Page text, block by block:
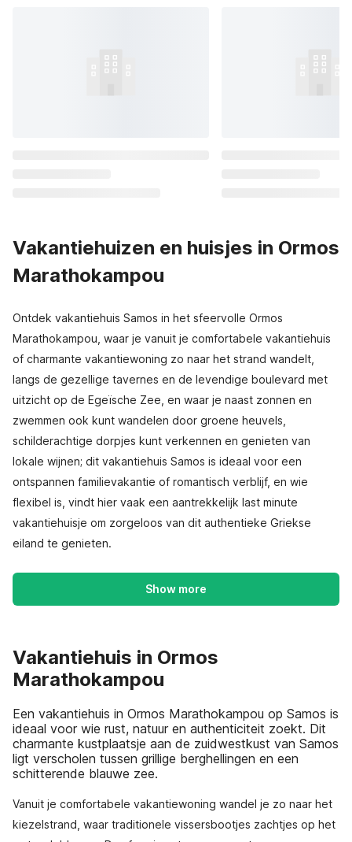
Vakantiehuizen en huisjes in Ormos
Marathokampou
Ontdek vakantiehuis Samos in het sfeervolle Ormos
Marathokampou, waar je vanuit je comfortabele vakantiehuis
of charmante vakantiewoning zo naar het strand wandelt,
langs de gezellige tavernes en de levendige boulevard met
uitzicht op de Egeïsche Zee, en waar je naast zonnen en
zwemmen ook kunt wandelen door groene heuvels,
schilderachtige dorpjes kunt verkennen en genieten van
lokale wijnen; dit vakantiehuis Samos is ideaal voor een
ontspannen familievakantie of romantisch verblijf, en wie
flexibel is, vindt hier vaak een aantrekkelijk last minute
vakantiehuisje om zorgeloos van dit authentieke Griekse
eiland te genieten.
Show more
Vakantiehuis in Ormos
Marathokampou
Een vakantiehuis in Ormos Marathokampou op Samos is
ideaal voor wie rust, natuur en authenticiteit zoekt. Dit
charmante kustplaatsje aan de zuidwestkust van Samos
ligt verscholen tussen grillige berghellingen en een
schitterende blauwe zee.
Vanuit je comfortabele vakantiewoning wandel je zo naar het
kiezelstrand, waar traditionele vissersbootjes zachtjes op het